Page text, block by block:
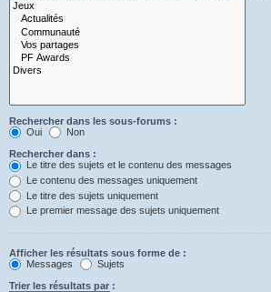
Rechercher dans les sous-forums :
Oui
Non
Rechercher dans :
Le titre des sujets et le contenu des messages
Le contenu des messages uniquement
Le titre des sujets uniquement
Le premier message des sujets uniquement
Afficher les résultats sous forme de :
Messages
Sujets
Trier les résultats par :